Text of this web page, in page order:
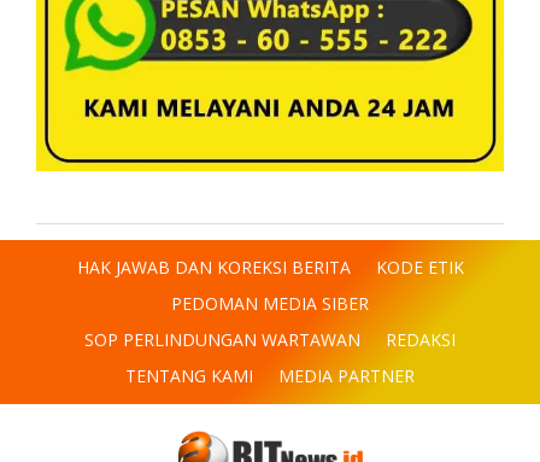
HAK JAWAB DAN KOREKSI BERITA
KODE ETIK
PEDOMAN MEDIA SIBER
SOP PERLINDUNGAN WARTAWAN
REDAKSI
TENTANG KAMI
MEDIA PARTNER